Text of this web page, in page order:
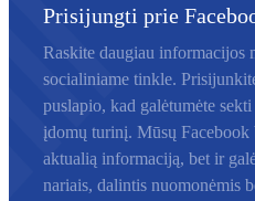
Prisijungti prie
Raskite daugiau informacijos
socialiniame tinkle.
puslapio, kad galėtumėte
įdomų turinį. Mūsų Facebook
aktualią informaciją, bet ir
nariais, dalintis nuomonėmis